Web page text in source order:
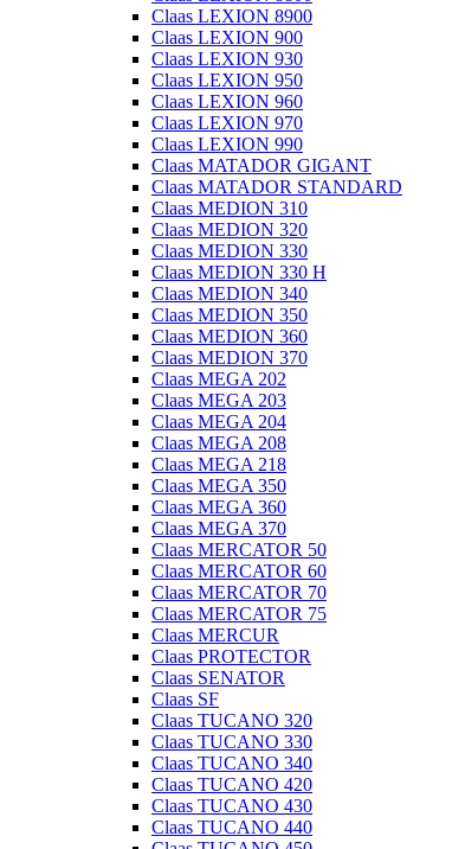
Claas LEXION 8900
Claas LEXION 900
Claas LEXION 930
Claas LEXION 950
Claas LEXION 960
Claas LEXION 970
Claas LEXION 990
Claas MATADOR GIGANT
Claas MATADOR STANDARD
Claas MEDION 310
Claas MEDION 320
Claas MEDION 330
Claas MEDION 330 H
Claas MEDION 340
Claas MEDION 350
Claas MEDION 360
Claas MEDION 370
Claas MEGA 202
Claas MEGA 203
Claas MEGA 204
Claas MEGA 208
Claas MEGA 218
Claas MEGA 350
Claas MEGA 360
Claas MEGA 370
Claas MERCATOR 50
Claas MERCATOR 60
Claas MERCATOR 70
Claas MERCATOR 75
Claas MERCUR
Claas PROTECTOR
Claas SENATOR
Claas SF
Claas TUCANO 320
Claas TUCANO 330
Claas TUCANO 340
Claas TUCANO 420
Claas TUCANO 430
Claas TUCANO 440